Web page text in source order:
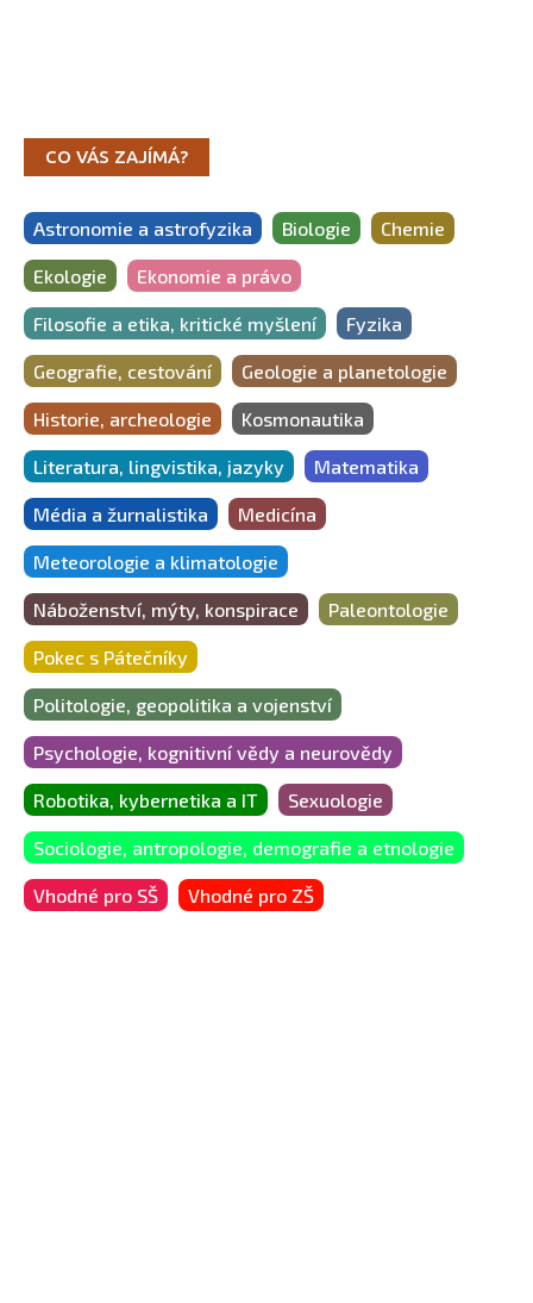
CO VÁS ZAJÍMÁ?
Astronomie a astrofyzika Biologie Chemie
Ekologie Ekonomie a právo
Filosofie a etika, kritické myšlení Fyzika
Geografie, cestování Geologie a planetologie
Historie, archeologie Kosmonautika
Literatura, lingvistika, jazyky Matematika
Média a žurnalistika Medicína
Meteorologie a klimatologie
Náboženství, mýty, konspirace Paleontologie
Pokec s Pátečníky
Politologie, geopolitika a vojenství
Psychologie, kognitivní vědy a neurovědy
Robotika, kybernetika a IT Sexuologie
Sociologie, antropologie, demografie a etnologie
Vhodné pro SŠ Vhodné pro ZŠ